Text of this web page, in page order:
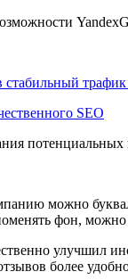
стабильный
SEO
потенциальных
можно
фон,
улучшил
более